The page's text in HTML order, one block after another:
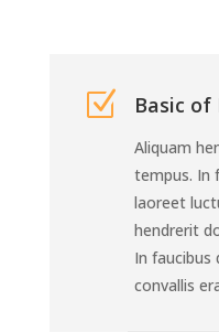
Z Basic of
Aliquam
tempus. In
laoreet
hendrerit
In
convallis